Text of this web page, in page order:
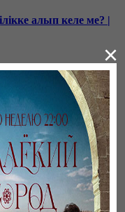
алып келе ме? |
×